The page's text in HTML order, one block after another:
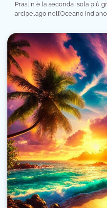
Praslin è la seconda isola più
arcipelago nell’Oceano